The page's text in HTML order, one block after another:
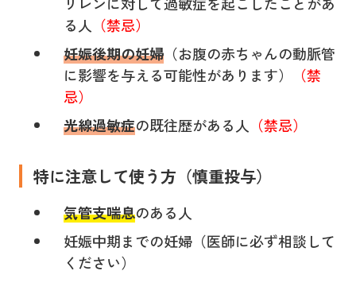
る人 （禁忌）
妊娠後期の妊婦（お腹の赤ちゃんの動脈管
に影響を与える可能性があります）
（禁
忌）
光線過敏症の既往歴がある人 （禁忌）
特に注意して使う方（慎重投与）
気管支喘息のある人
妊娠中期までの妊婦（医師に必ず相談して
ください）